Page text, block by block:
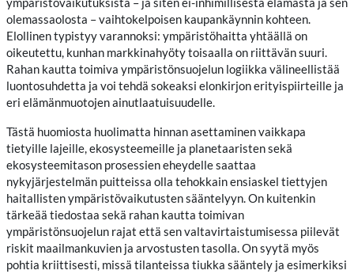
ympäristövaikutuksista – ja siten ei-inhimillisestä elämästä ja sen
olemassaolosta – vaihtokelpoisen kaupankäynnin kohteen.
Elollinen typistyy varannoksi: ympäristöhaitta yhtäällä on
oikeutettu, kunhan markkinahyöty toisaalla on riittävän suuri.
Rahan kautta toimiva ympäristönsuojelun logiikka välineellistää
luontosuhdetta ja voi tehdä sokeaksi elonkirjon erityispiirteille ja
eri elämänmuotojen ainutlaatuisuudelle.
Tästä huomiosta huolimatta hinnan asettaminen vaikkapa
tietyille lajeille, ekosysteemeille ja planetaaristen sekä
ekosysteemitason prosessien eheydelle saattaa
nykyjärjestelmän puitteissa olla tehokkain ensiaskel tiettyjen
haitallisten ympäristövaikutusten sääntelyyn. On kuitenkin
tärkeää tiedostaa sekä rahan kautta toimivan
ympäristönsuojelun rajat että sen valtavirtaistumisessa piilevät
riskit maailmankuvien ja arvostusten tasolla. On syytä myös
pohtia kriittisesti, missä tilanteissa tiukka sääntely ja esimerkiksi